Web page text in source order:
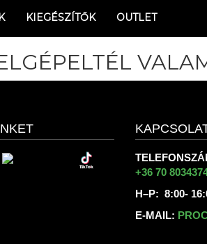
KIEGÉSZÍTŐK OUTLET
+36 70
H–P: 8:00-
E-MAIL: